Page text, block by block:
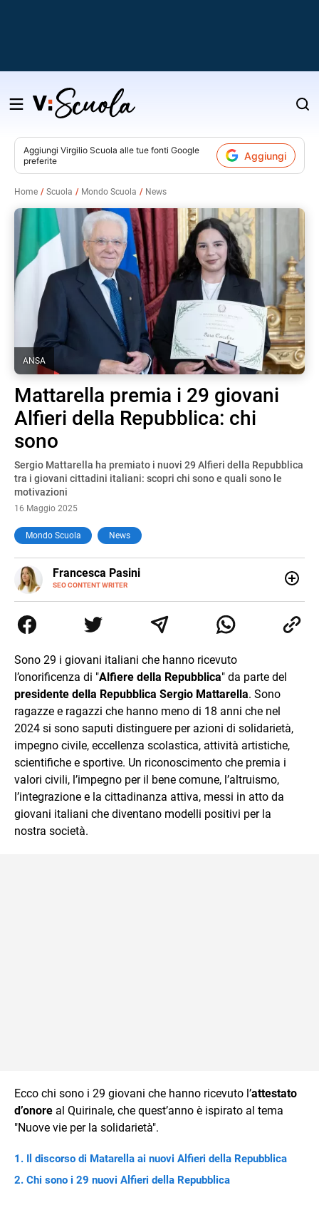
Salta
contenuto
Aggiungi Virgilio Scuola alle tue fonti Google
preferite
Aggiungi
Home Scuola Mondo Scuola News
ANSA
Mattarella premia i 29 giovani
Alfieri della Repubblica: chi
sono
Sergio Mattarella ha premiato i nuovi 29 Alfieri della Repubblica
tra i giovani cittadini italiani: scopri chi sono e quali sono le
motivazioni
16 Maggio 2025
Mondo Scuola News
Francesca Pasini
SEO CONTENT WRITER
E-
MAIL
le diverse sfumature dell'informazione e quelle storie di
vita che parlano di luoghi, viaggi unici, cultura e lifestyle,
Sono 29 i giovani italiani che hanno ricevuto
l’onorificenza di "Alfiere della Repubblica" da parte del
presidente della Repubblica Sergio Mattarella. Sono
ragazze e ragazzi che hanno meno di 18 anni che nel
2024 si sono saputi distinguere per azioni di solidarietà,
impegno civile, eccellenza scolastica, attività artistiche,
scientifiche e sportive. Un riconoscimento che premia i
valori civili, l’impegno per il bene comune, l’altruismo,
l’integrazione e la cittadinanza attiva, messi in atto da
giovani italiani che diventano modelli positivi per la
nostra società.
Ecco chi sono i 29 giovani che hanno ricevuto l’attestato
d’onore al Quirinale, che quest’anno è ispirato al tema
"Nuove vie per la solidarietà".
Il discorso di Matarella ai nuovi Alfieri della Repubblica
Chi sono i 29 nuovi Alfieri della Repubblica